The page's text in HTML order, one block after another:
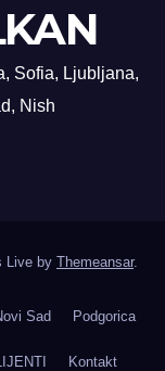
Sofia, Ljubljana,
Nish
Live by Themeansar.
Sad Podgorica
Kontakt